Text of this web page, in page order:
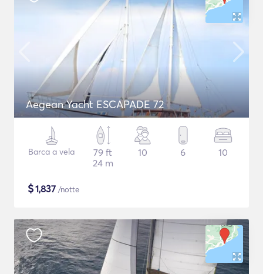
Aegean Yacht ESCAPADE 72
Barca a vela
79 ft
24 m
10 6 10
$1,837 /notte